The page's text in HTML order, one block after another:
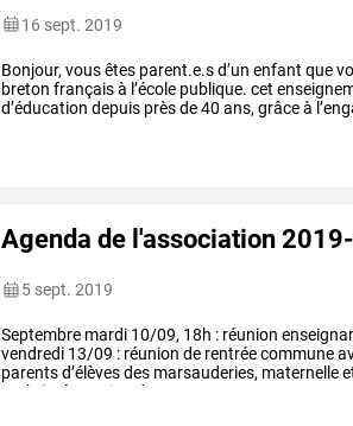
16 sept. 2019
Bonjour, vousêtes parent.e.sd’un enfant que
breton françaisà l’école publique. cet
d’éducation depuis prèsde40 ans, grâceà
Agenda de l'association
5 sept. 2019
Septembre mardi 10/09, 18h : réunion
vendredi 13/09 : réunion de rentréecommune
parentsd’élèvesdes marsauderies, maternelle
yezh
(préparation des